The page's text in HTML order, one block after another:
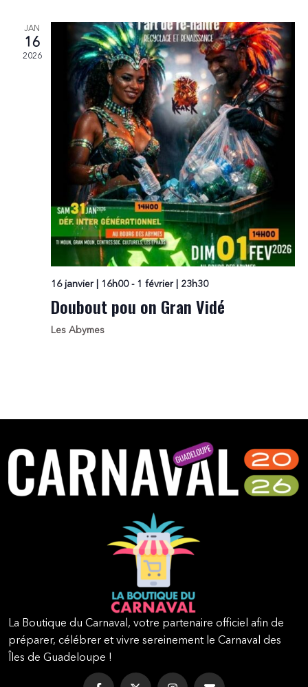
JAN
16
2026
16 janvier | 16h00- 1 février | 23h30
Doubout pou on Gran Vidé
Les Abymes
La Boutique du Carnaval, votre partenaire officiel afin de
préparer, célébrer et vivre sereinement le Carnaval des
Îles de Guadeloupe !